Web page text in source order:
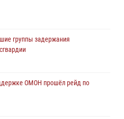
по горячим следам
группы задержания
ОМОН прошёл рейд по